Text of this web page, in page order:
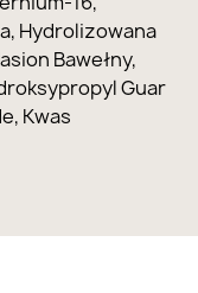
Hydrolizowana
Bawełny,
Guar
Kwas